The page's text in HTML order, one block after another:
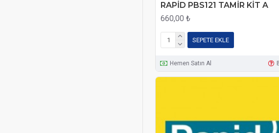
RAPİD PBS121 TAMİR KİT A
660,00 ₺
SEPETE EKLE
Hemen Satın Al